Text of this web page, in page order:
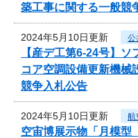
築工事に関する一般競
2024年5月10日更新 公
【産デ工第6-24号】ソ
コア空調設備更新機械
競争入札公告
2024年5月10日更新 航
空宙博展示物「月模型